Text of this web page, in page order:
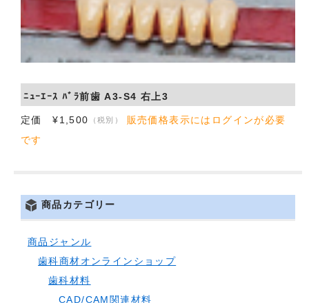
3D実体顕微鏡
会社概要
お問い合わせ
ﾆｭｰｴｰｽ ﾊﾞﾗ前歯 A3-S4 右上3
定価 ¥1,500 （税別）
販売価格表示にはログインが必要
です
商品カテゴリー
商品ジャンル
歯科商材オンラインショップ
歯科材料
CAD/CAM関連材料